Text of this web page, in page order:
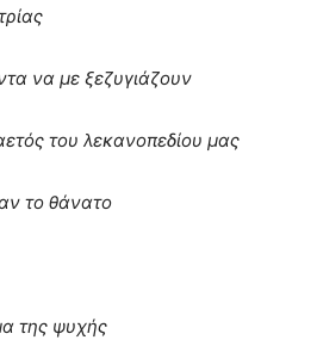
να με ξεζυγιάζουν
του λεκανοπεδίου μας
το θάνατο
της ψυχής